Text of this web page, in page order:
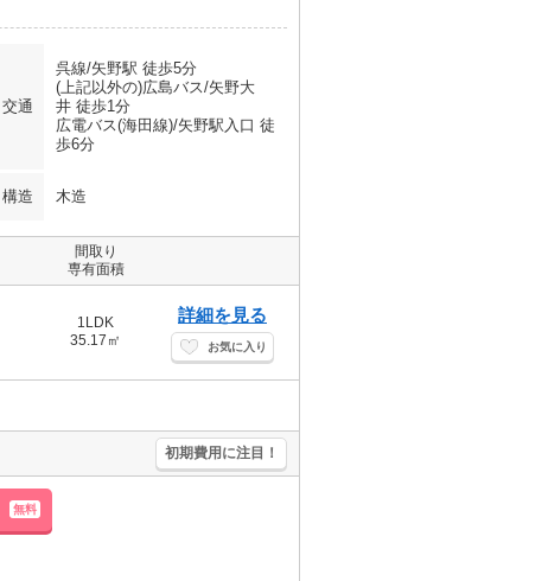
交通
呉線/矢野駅 徒歩5分
(上記以外の)広島バス/矢野大
井 徒歩1分
広電バス(海田線)/矢野駅入口 徒
歩6分
構造 木造
間取り
専有面積
1LDK
35.17㎡
詳細を見る
お気に入り
初期費用に注目！
無料